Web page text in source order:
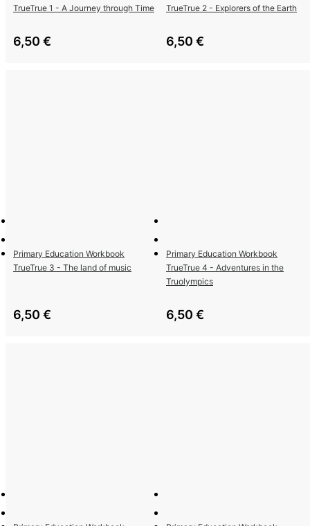
TrueTrue 1 - A Journey through Time
6,50 €
TrueTrue 2 - Explorers of the Earth
6,50 €
Primary Education Workbook
TrueTrue 3 - The land of music
6,50 €
Primary Education Workbook
TrueTrue 4 - Adventures in the
Truolympics
6,50 €